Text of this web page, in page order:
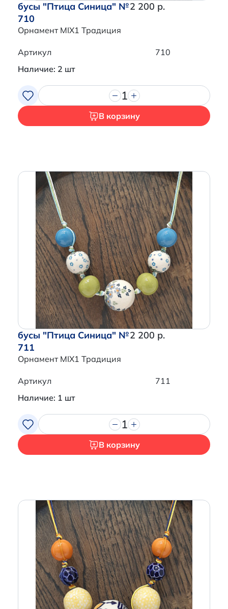
бусы "Птица Синица" №
710
Орнамент MIX1 Традиция
2 200 р.
Артикул
710
Наличие: 2 шт
1
В корзину
бусы "Птица Синица" №
711
Орнамент MIX1 Традиция
2 200 р.
Артикул
711
Наличие: 1 шт
1
В корзину